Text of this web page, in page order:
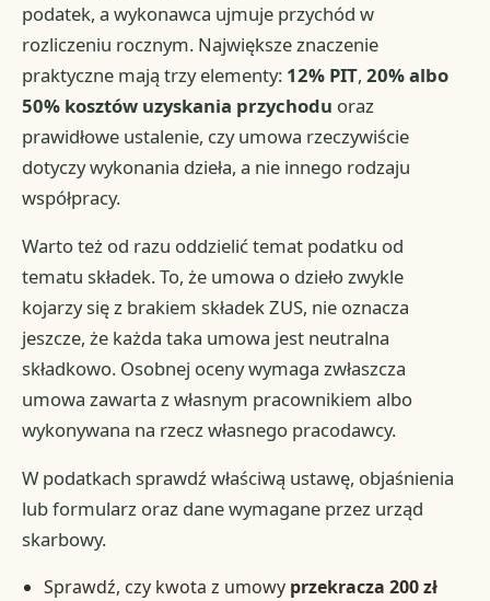
podatek, a wykonawca ujmuje przychód w
rozliczeniu rocznym. Największe znaczenie
praktyczne mają trzy elementy: 12% PIT,20% albo
50% kosztów uzyskania przychodu oraz
prawidłowe ustalenie, czy umowa rzeczywiście
dotyczy wykonania dzieła, a nie innego rodzaju
współpracy.
Warto też od razu oddzielić temat podatku od
tematu składek. To, że umowa o dzieło zwykle
kojarzy się z brakiem składek ZUS, nie oznacza
jeszcze, że każda taka umowa jest neutralna
składkowo. Osobnej oceny wymaga zwłaszcza
umowa zawarta z własnym pracownikiem albo
wykonywana na rzecz własnego pracodawcy.
W podatkach sprawdź właściwą ustawę, objaśnienia
lub formularz oraz dane wymagane przez urząd
skarbowy.
Sprawdź, czy kwota z umowy przekracza 200 zł